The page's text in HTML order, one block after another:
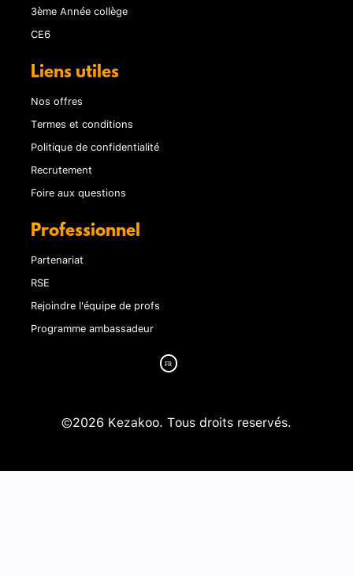
3ème Année collège
CE6
Liens utiles
Nos offres
Termes et conditions
Politique de confidentialité
Recrutement
Foire aux questions
Professionnel
Partenariat
RSE
Rejoindre l'équipe de profs
Programme ambassadeur
©2026 Kezakoo. Tous droits reservés.